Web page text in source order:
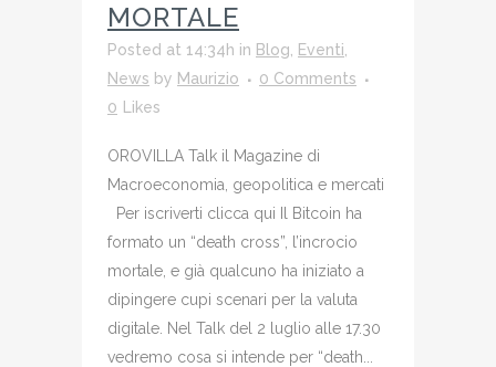
MORTALE
Posted at 14:34h in Blog Eventi
News by Maurizio
0 Comments
0
Likes
OROVILLA Talk il Magazine di
Macroeconomia, geopolitica e mercati
Per iscriverti clicca qui Il Bitcoin ha
formato un “death cross”, l’incrocio
mortale, e già qualcuno ha iniziato a
dipingere cupi scenari per la valuta
digitale. Nel Talk del 2 luglio alle 17.30
vedremo cosa si intende per “death...